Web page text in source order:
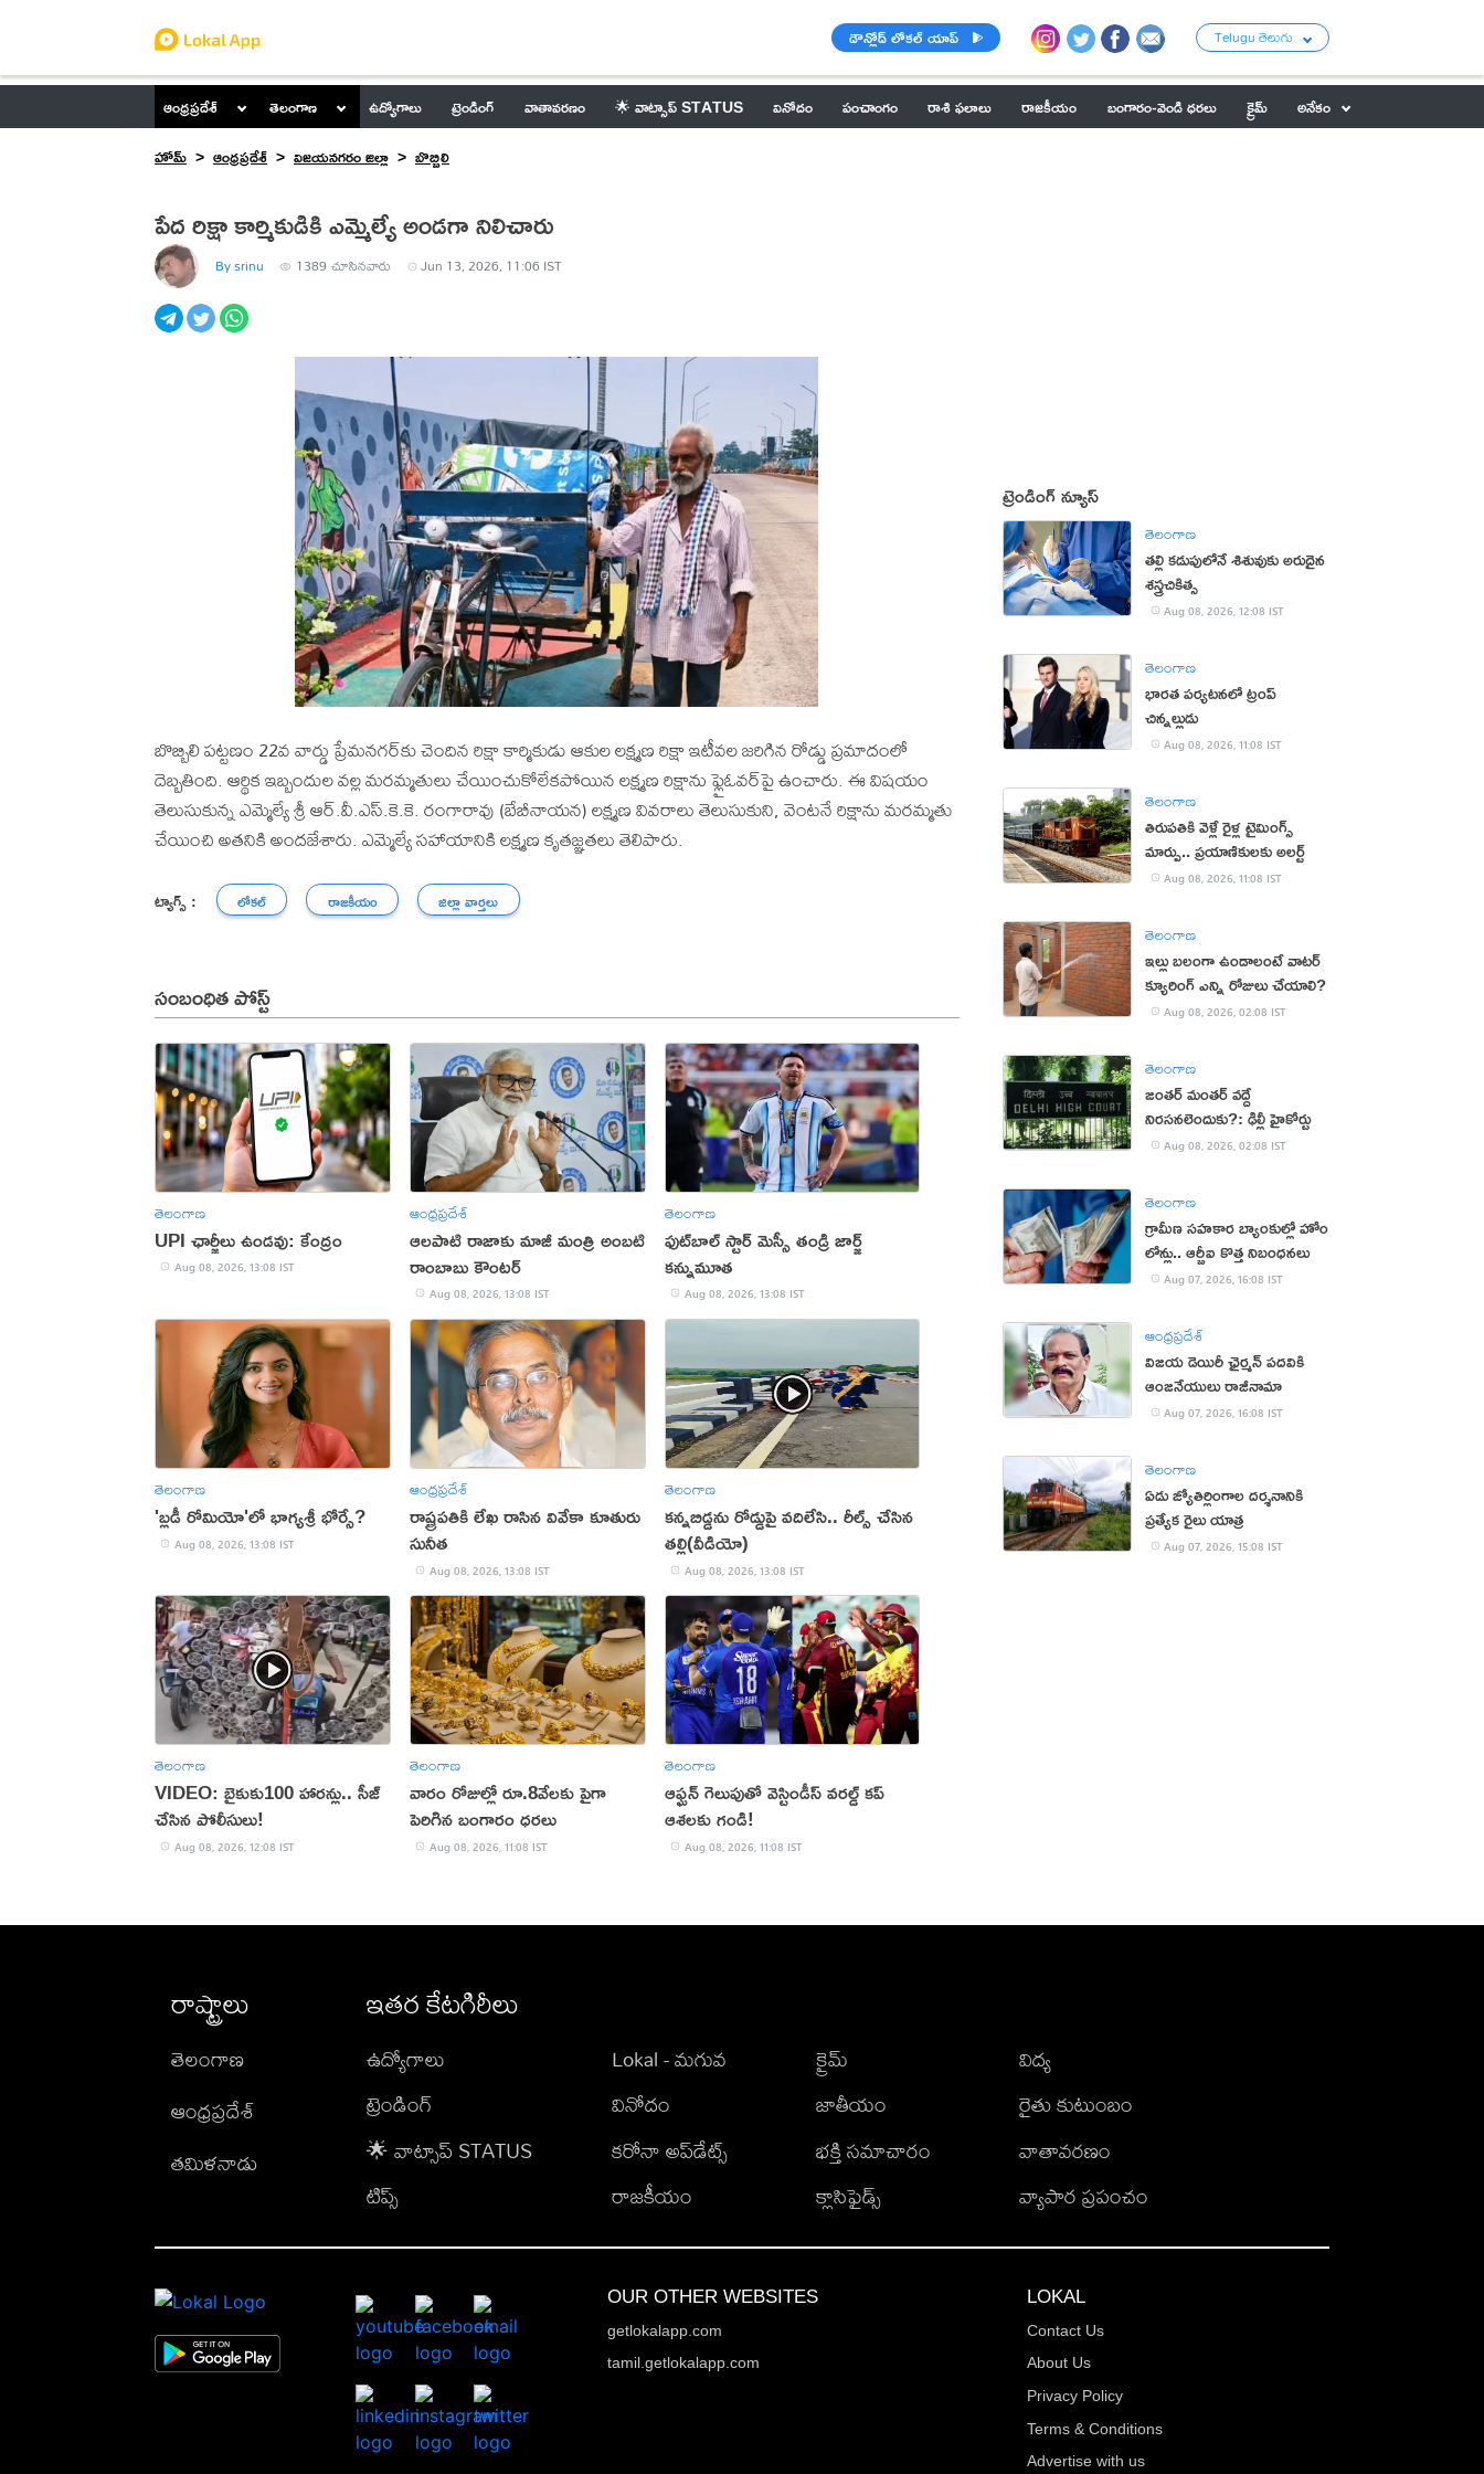
డౌన్లోడ్ లోకల్ యాప్ Telugu తెలుగు
ఆంధ్రప్రదేశ్ తెలంగాణ ఉద్యోగాలు ట్రెండింగ్ వాతావరణం 🌟 వాట్సాప్ STATUS వినోదం పంచాంగం రాశి ఫలాలు రాజకీయం బంగారం-వెండి ధరలు క్రైమ్
అనేకం
హోమ్
ఆంధ్రప్రదేశ్ విజయనగరం జిల్లా బొబ్బిలి
పేద రిక్షా కార్మికుడికి ఎమ్మెల్యే అండగా నిలిచారు
By srinu 1389 చూసినవారు Jun 13, 2026, 11:06 IST
బొబ్బిలి పట్టణం 22వ వార్డు ప్రేమనగర్‌కు చెందిన రిక్షా కార్మికుడు ఆకుల లక్ష్మణ రిక్షా ఇటీవల జరిగిన రోడ్డు ప్రమాదంలో
దెబ్బతింది. ఆర్థిక ఇబ్బందుల వల్ల మరమ్మతులు చేయించుకోలేకపోయిన లక్ష్మణ రిక్షాను ఫ్లైఓవర్‌పై ఉంచారు. ఈ విషయం
తెలుసుకున్న ఎమ్మెల్యే శ్రీ ఆర్.వీ.ఎస్.కె.కె. రంగారావు (బేబీనాయన) లక్ష్మణ వివరాలు తెలుసుకుని, వెంటనే రిక్షాను మరమ్మతు
చేయించి అతనికి అందజేశారు. ఎమ్మెల్యే సహాయానికి లక్ష్మణ కృతజ్ఞతలు తెలిపారు.
ట్యాగ్స్ : లోకల్ రాజకీయం జిల్లా వార్తలు
సంబంధిత పోస్ట్
తెలంగాణ
UPI ఛార్జీలు ఉండవు: కేంద్రం
Aug 08, 2026, 13:08 IST
ఆంధ్రప్రదేశ్
ఆలపాటి రాజాకు మాజీ మంత్రి అంబటి
రాంబాబు కౌంటర్‌
Aug 08, 2026, 13:08 IST
తెలంగాణ
ఫుట్‌బాల్ స్టార్ మెస్సీ తండ్రి జార్జ్
కన్నుమూత
Aug 08, 2026, 13:08 IST
తెలంగాణ
'బ్లడీ రోమియో'లో భాగ్యశ్రీ భోర్సే?
Aug 08, 2026, 13:08 IST
ఆంధ్రప్రదేశ్
రాష్ట్రపతికి లేఖ రాసిన వివేకా కూతురు
సునీత
Aug 08, 2026, 13:08 IST
తెలంగాణ
కన్నబిడ్డను రోడ్డుపై వదిలేసి.. రీల్స్ చేసిన
తల్లి(వీడియో)
Aug 08, 2026, 13:08 IST
తెలంగాణ
VIDEO: బైకుకు100 హారన్లు.. సీజ్
చేసిన పోలీసులు!
Aug 08, 2026, 12:08 IST
తెలంగాణ
వారం రోజుల్లో రూ.8వేలకు పైగా
పెరిగిన బంగారం ధరలు
Aug 08, 2026, 11:08 IST
తెలంగాణ
ఆఫ్ఘన్ గెలుపుతో వెస్టిండీస్ వరల్డ్ కప్
ఆశలకు గండి!
Aug 08, 2026, 11:08 IST
ట్రెండింగ్ న్యూస్
తెలంగాణ
తల్లి కడుపులోనే శిశువుకు అరుదైన
శస్త్రచికిత్స
Aug 08, 2026, 12:08 IST
తెలంగాణ
భారత పర్యటనలో ట్రంప్‌
చిన్నల్లుడు
Aug 08, 2026, 11:08 IST
తెలంగాణ
తిరుపతికి వెళ్లే రైళ్ల టైమింగ్స్
మార్పు.. ప్రయాణికులకు అలర్ట్
Aug 08, 2026, 11:08 IST
తెలంగాణ
ఇల్లు బలంగా ఉండాలంటే వాటర్
క్యూరింగ్ ఎన్ని రోజులు చేయాలి?
Aug 08, 2026, 02:08 IST
తెలంగాణ
జంతర్ మంతర్ వద్దే
నిరసనలెందుకు?: ఢిల్లీ హైకోర్టు
Aug 08, 2026, 02:08 IST
తెలంగాణ
గ్రామీణ సహకార బ్యాంకుల్లో హోం
లోన్లు.. ఆర్బీఐ కొత్త నిబంధనలు
Aug 07, 2026, 16:08 IST
ఆంధ్రప్రదేశ్
విజయ డెయిరీ ఛైర్మన్ పదవికి
ఆంజనేయులు రాజీనామా
Aug 07, 2026, 16:08 IST
తెలంగాణ
ఏడు జ్యోతిర్లింగాల దర్శనానికి
ప్రత్యేక రైలు యాత్ర
Aug 07, 2026, 15:08 IST
రాష్ట్రాలు
తెలంగాణ
ఆంధ్రప్రదేశ్
తమిళనాడు
ఇతర కేటగిరీలు
ఉద్యోగాలు
ట్రెండింగ్
🌟 వాట్సాప్ STATUS
టిప్స్
Lokal - మగువ
వినోదం
కరోనా అప్‌డేట్స్
రాజకీయం
క్రైమ్
జాతీయం
భక్తి సమాచారం
క్లాసిఫైడ్స్
విద్య
రైతు కుటుంబం
వాతావరణం
వ్యాపార ప్రపంచం
OUR OTHER WEBSITES
getlokalapp.com
tamil.getlokalapp.com
LOKAL
Contact Us
About Us
Privacy Policy
Terms & Conditions
Advertise with us